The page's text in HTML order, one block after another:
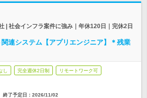
| 社会インフラ案件に強み｜年休120日｜完休2日
関連システム【アプリエンジニア】＊残業
し 完全週休2日制 リモートワーク可
終了予定日： 2026/11/02